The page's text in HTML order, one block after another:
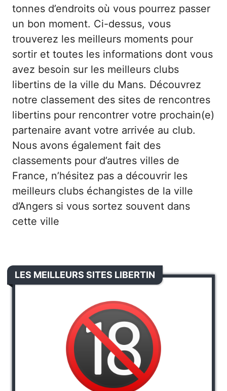
tonnes d’endroits où vous pourrez passer
un bon moment. Ci-dessus, vous
trouverez les meilleurs moments pour
sortir et toutes les informations dont vous
avez besoin sur les meilleurs clubs
libertins de la ville du Mans. Découvrez
notre classement des sites de rencontres
libertins pour rencontrer votre prochain(e)
partenaire avant votre arrivée au club.
Nous avons également fait des
classements pour d’autres villes de
France, n’hésitez pas a découvrir les
meilleurs clubs échangistes de la ville
d’Angers si vous sortez souvent dans
cette ville
LES MEILLEURS SITES LIBERTIN